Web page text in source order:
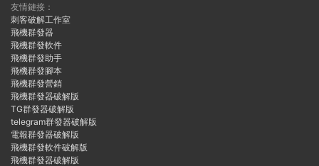
友情鏈接：
刺客破解工作室
飛機群發器
飛機群發軟件
飛機群發助手
飛機群發腳本
飛機群發營銷
飛機群發器破解版
TG群發器破解版
telegram群發器破解版
電報群發器破解版
飛機群發軟件破解版
飛機群發器破解版